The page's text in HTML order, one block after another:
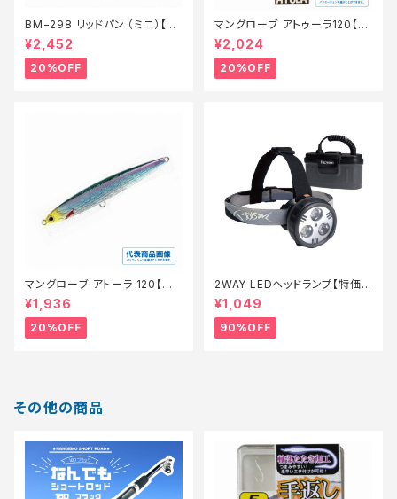
BM−298 リッドパン （ミニ）【特
価装備】【20】
¥2,452
20%OFF
マングローブ アトゥーラ120【特
価ルアー】【20】
¥2,024
20%OFF
マングローブ アトーラ 120【特
価ルアー】【20】
¥1,936
20%OFF
2WAY LEDヘッドランプ【特価
装備】【90】
¥1,049
90%OFF
その他の商品